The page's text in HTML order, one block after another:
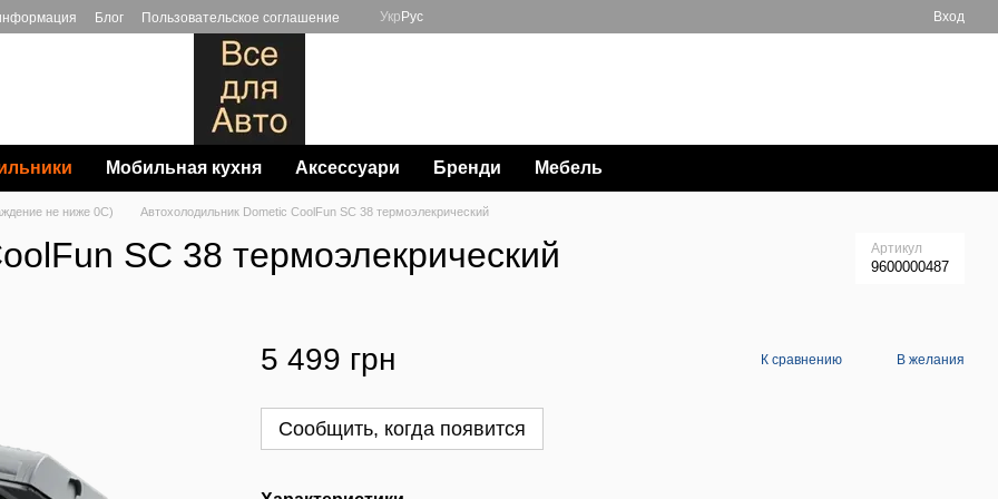
Блог Пользовательское соглашение Укр Рус Вход
Мобильная кухня Аксессуари Бренди Мебель
не ниже 0С) Автохолодильник Dometic CoolFun SC 38 термоэлекрический
SC 38 термоэлекрический Артикул
9600000487
5 499 грн К сравнению В желания
Сообщить, когда появится